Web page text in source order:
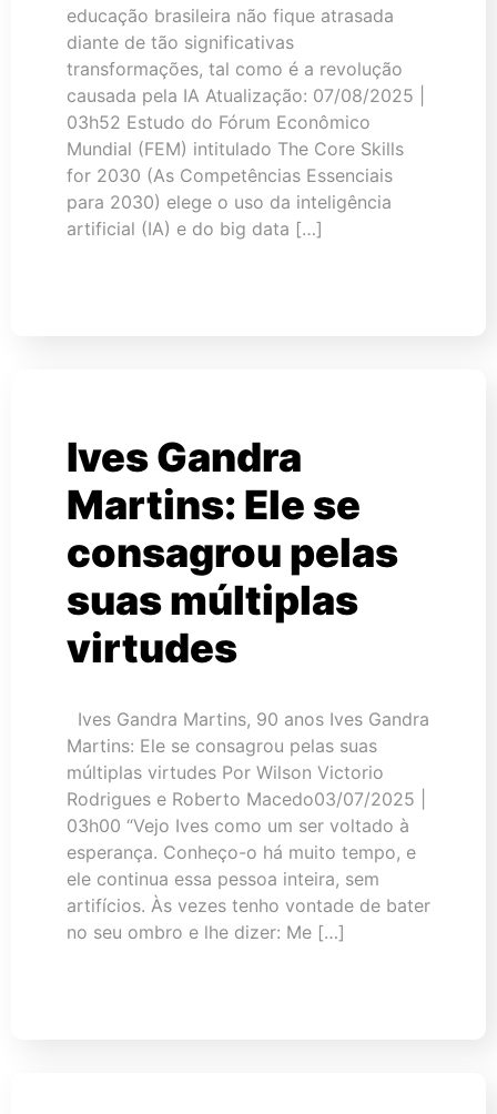
educação brasileira não fique atrasada
diante de tão significativas
transformações, tal como é a revolução
causada pela IA Atualização: 07/08/2025 |
03h52 Estudo do Fórum Econômico
Mundial (FEM) intitulado The Core Skills
for 2030 (As Competências Essenciais
para 2030) elege o uso da inteligência
artificial (IA) e do big data […]
Ives Gandra
Martins: Ele se
consagrou pelas
suas múltiplas
virtudes
Ives Gandra Martins, 90 anos Ives Gandra
Martins: Ele se consagrou pelas suas
múltiplas virtudes Por Wilson Victorio
Rodrigues e Roberto Macedo03/07/2025 |
03h00 “Vejo Ives como um ser voltado à
esperança. Conheço-o há muito tempo, e
ele continua essa pessoa inteira, sem
artifícios. Às vezes tenho vontade de bater
no seu ombro e lhe dizer: Me […]